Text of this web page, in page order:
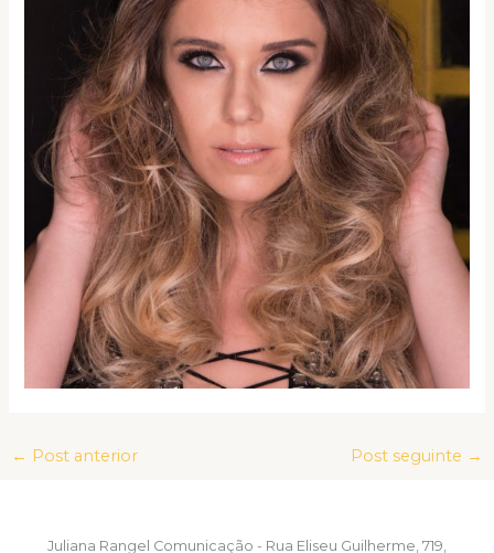
← Post anterior Post seguinte →
Juliana Rangel Comunicação - Rua Eliseu Guilherme, 719,